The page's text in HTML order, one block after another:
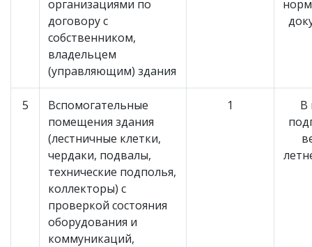
организациями по
договору с
собственником,
владельцем
(управляющим) здания
5
Вспомогательные
помещения здания
(лестничные клетки,
чердаки, подвалы,
технические подполья,
коллекторы) с
проверкой состояния
оборудования и
коммуникаций,
1
В